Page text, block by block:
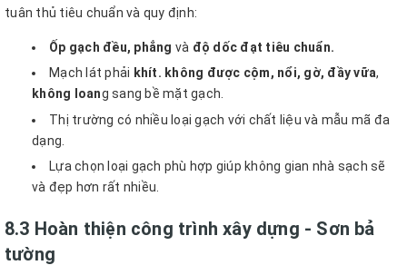
tuân thủ tiêu chuẩn và quy định:
Ốp gạch đều, phẳng và độ dốc đạt tiêu chuẩn.
Mạch lát phải khít. không được cộm, nổi, gờ, đầy vữa,
không loang sang bề mặt gạch.
Thị trường có nhiều loại gạch với chất liệu và mẫu mã đa
dạng.
Lựa chọn loại gạch phù hợp giúp không gian nhà sạch sẽ
và đẹp hơn rất nhiều.
8.3 Hoàn thiện công trình xây dựng - Sơn bả
tường